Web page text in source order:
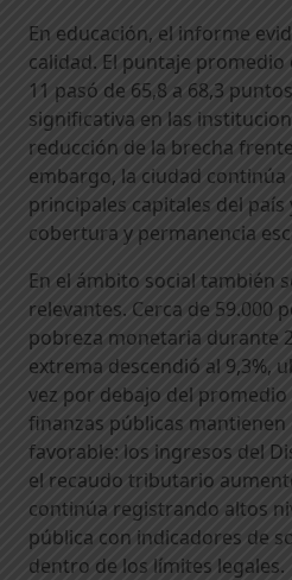
En educación, el informe
calidad. El puntaje promedio
11 pasó de 65,8 a 68,3
significativa en las
reducción de la brecha
embargo, la ciudad
principales capitales del
cobertura y permanencia
En el ámbito social también
relevantes. Cerca de 59.000
pobreza monetaria durante
extrema descendió al 9,3%,
vez por debajo del promedio
finanzas públicas
favorable: los ingresos del
el recaudo tributario
continúa registrando altos
pública con indicadores de
dentro de los límites legales.